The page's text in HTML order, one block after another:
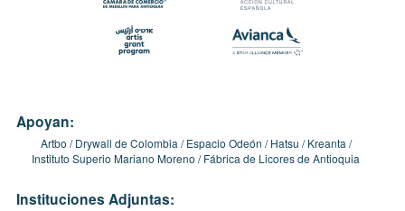
Apoyan:
Artbo Drywall de Colombia Espacio Odeón Hatsu
Kreanta
Instituto Superio Mariano Moreno
Fábrica de Licores de Antioquia
Instituciones Adjuntas: